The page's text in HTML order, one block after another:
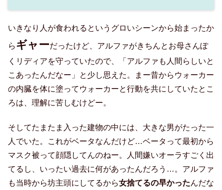
いきなり人が食われるというグロいシーンから始まったか
ら ギャーだったけど、アルファがきちんとお母さんぽ
くリディアを守っていたので、「アルファも人間らしいと
こあったんだなー」と少し思えた。まー昔からウォーカー
の内臓を体に塗ってウォーカーと行動を共にしていたとこ
ろは、理解に苦しむけどー。
そしてたまたま入った建物の中には、大きな男がたった一
人でいた。これがベータなんだけど…ベータって最初から
マスク被って顔隠してんのねー。人間嫌いオーラすごく出
てるし、いったい過去に何があったんだろう…。アルファ
も当時から坊主頭にしてるから女捨てるの早かったんだな